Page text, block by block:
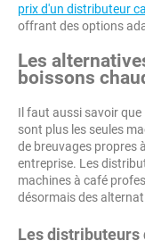
prix d'un distributeur
offrant des options
Les
boissons
Il faut aussi savoir
sont plus les seules
de breuvages propres
entreprise. Les
machines à café
désormais des
Les distributeurs